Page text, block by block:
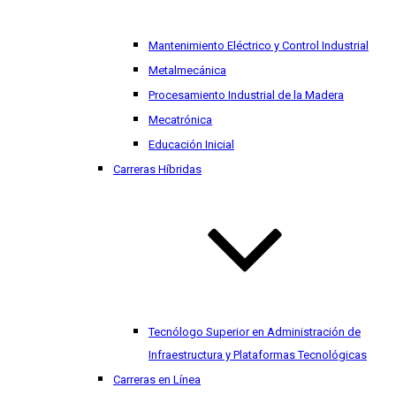
Mantenimiento Eléctrico y Control Industrial
Metalmecánica
Procesamiento Industrial de la Madera
Mecatrónica
Educación Inicial
Carreras Híbridas
Tecnólogo Superior en Administración de
Infraestructura y Plataformas Tecnológicas
Carreras en Línea